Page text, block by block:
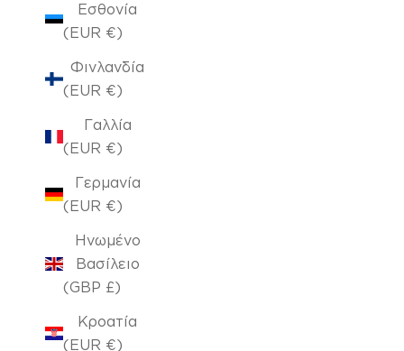
Εσθονία
(EUR €)
Φινλανδία
(EUR €)
Γαλλία
(EUR €)
Γερμανία
(EUR €)
Ηνωμένο
Βασίλειο
(GBP £)
Κροατία
(EUR €)